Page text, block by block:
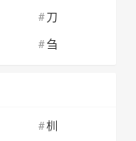
刀
刍
杊